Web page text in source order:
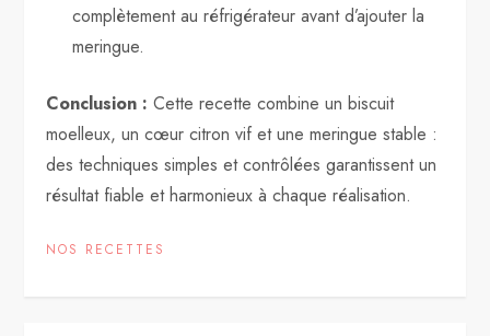
complètement au réfrigérateur avant d’ajouter la
meringue.
Conclusion : Cette recette combine un biscuit
moelleux, un cœur citron vif et une meringue stable :
des techniques simples et contrôlées garantissent un
résultat fiable et harmonieux à chaque réalisation.
NOS RECETTES